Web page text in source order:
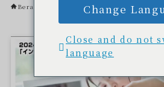
Beranda Informasi terbaru
Change
Close and do not
language